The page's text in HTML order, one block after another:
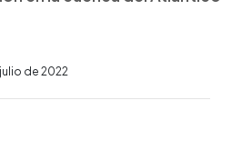
de 2022